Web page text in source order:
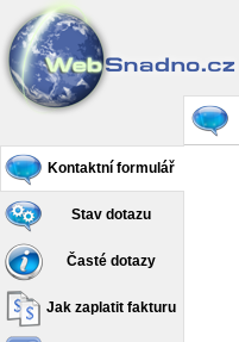
Kontaktní formulář
Stav dotazu
Časté dotazy
Jak zaplatit fakturu